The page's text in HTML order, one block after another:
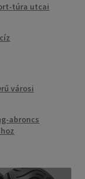
túra utcai
városi
abroncs